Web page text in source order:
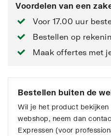
Voordelen van een
Voor 17.00 uur
Bestellen op
Maak offertes met
Bestellen buiten de
Wil je het product
webshop, neem dan
Expressen (voor